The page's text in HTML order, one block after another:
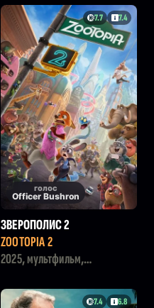
7.7 7.4
голос
Officer Bushron
ЗВЕРОПОЛИС 2
ZOOTOPIA 2
2025, мультфильм,
детектив, семейный
7.4 6.8